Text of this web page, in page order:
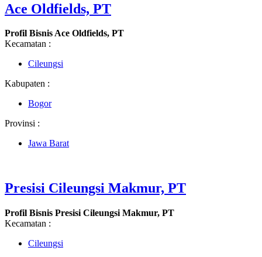
Ace Oldfields, PT
Profil Bisnis Ace Oldfields, PT
Kecamatan :
Cileungsi
Kabupaten :
Bogor
Provinsi :
Jawa Barat
Presisi Cileungsi Makmur, PT
Profil Bisnis Presisi Cileungsi Makmur, PT
Kecamatan :
Cileungsi